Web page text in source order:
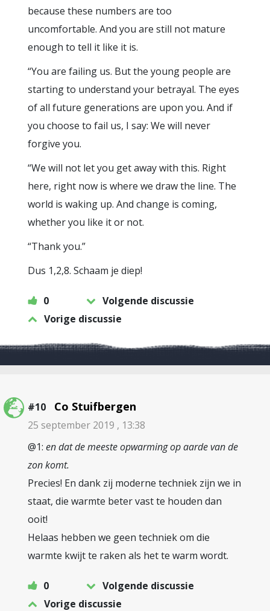
because these numbers are too
uncomfortable. And you are still not mature
enough to tell it like it is.
“You are failing us. But the young people are
starting to understand your betrayal. The eyes
of all future generations are upon you. And if
you choose to fail us, I say: We will never
forgive you.
“We will not let you get away with this. Right
here, right now is where we draw the line. The
world is waking up. And change is coming,
whether you like it or not.
“Thank you.”
Dus 1,2,8. Schaam je diep!
0
Volgende discussie
Vorige discussie
#10 Co Stuifbergen
25 september 2019 , 13:38
@1: en dat de meeste opwarming op aarde van de
zon komt.
Precies! En dank zij moderne techniek zijn we in
staat, die warmte beter vast te houden dan
ooit!
Helaas hebben we geen techniek om die
warmte kwijt te raken als het te warm wordt.
0
Volgende discussie
Vorige discussie